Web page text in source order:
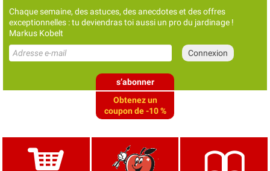
Chaque semaine, des astuces, des anecdotes et des offres
exceptionnelles : tu deviendras toi aussi un pro du jardinage !
Markus Kobelt
s’abonner
Obtenez un
coupon de -10 %